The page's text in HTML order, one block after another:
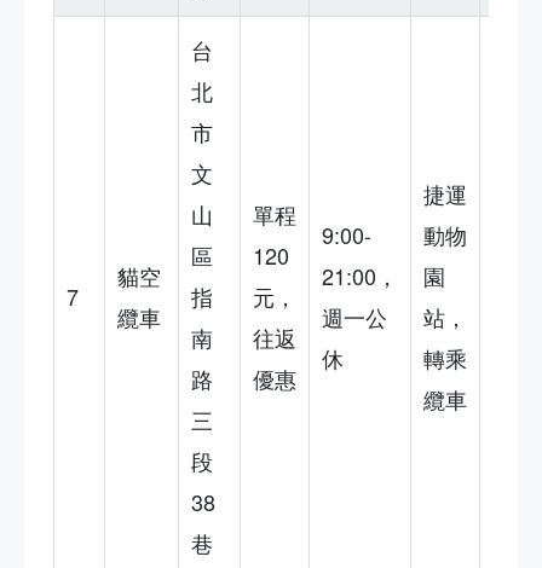
7
貓空
纜車
台
北
市
文
山
區
指
南
路
三
段
38
巷
單程
120
元，
往返
優惠
9:00-
21:00，
週一公
休
捷運
動物
園
站，
轉乘
纜車